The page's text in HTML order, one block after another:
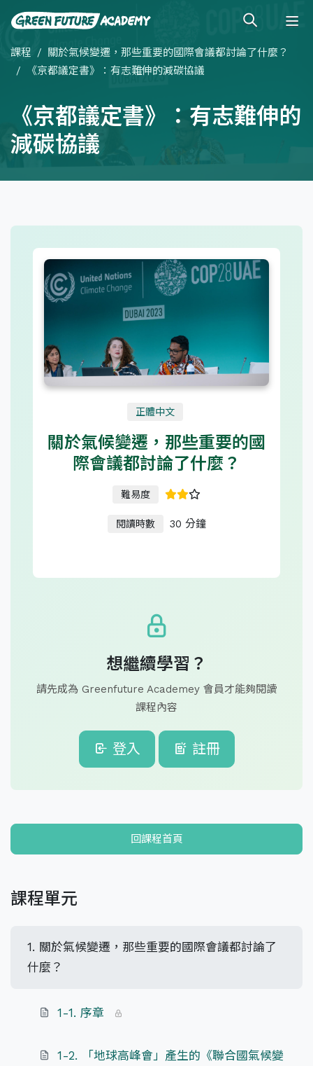
課程
關於氣候變遷，那些重要的國際會議都討論了什麼？
《京都議定書》：有志難伸的減碳協議
《京都議定書》：有志難伸的
減碳協議
正體中文
關於氣候變遷，那些重要的國
際會議都討論了什麼？
難易度
閱讀時數 30 分鐘
想繼續學習？
請先成為 Greenfuture Academey 會員才能夠閱讀
課程內容
登入 註冊
回課程首頁
課程單元
1. 關於氣候變遷，那些重要的國際會議都討論了
什麼？
1-1. 序章
1-2. 「地球高峰會」產生的《聯合國氣候變